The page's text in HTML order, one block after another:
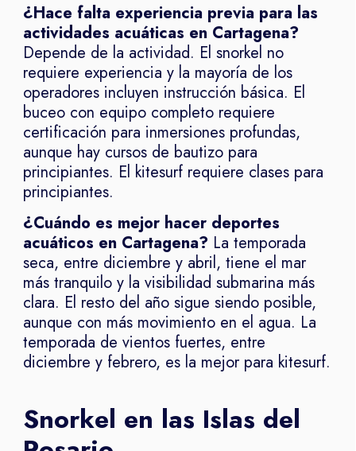
¿Hace falta experiencia previa para las
actividades acuáticas en Cartagena?
Depende de la actividad. El snorkel no
requiere experiencia y la mayoría de los
operadores incluyen instrucción básica. El
buceo con equipo completo requiere
certificación para inmersiones profundas,
aunque hay cursos de bautizo para
principiantes. El kitesurf requiere clases para
principiantes.
¿Cuándo es mejor hacer deportes
acuáticos en Cartagena? La temporada
seca, entre diciembre y abril, tiene el mar
más tranquilo y la visibilidad submarina más
clara. El resto del año sigue siendo posible,
aunque con más movimiento en el agua. La
temporada de vientos fuertes, entre
diciembre y febrero, es la mejor para kitesurf.
Snorkel en las Islas del